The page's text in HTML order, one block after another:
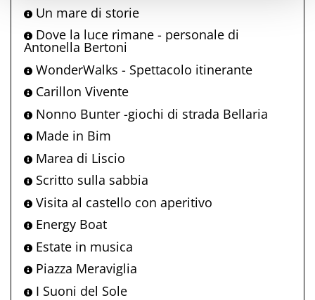
Un mare di storie
Dove la luce rimane - personale di
Antonella Bertoni
WonderWalks - Spettacolo itinerante
Carillon Vivente
Nonno Bunter -giochi di strada Bellaria
Made in Bim
Marea di Liscio
Scritto sulla sabbia
Visita al castello con aperitivo
Energy Boat
Estate in musica
Piazza Meraviglia
I Suoni del Sole